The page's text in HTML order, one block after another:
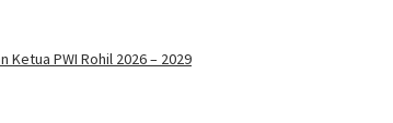
Ketua PWI Rohil 2026 – 2029